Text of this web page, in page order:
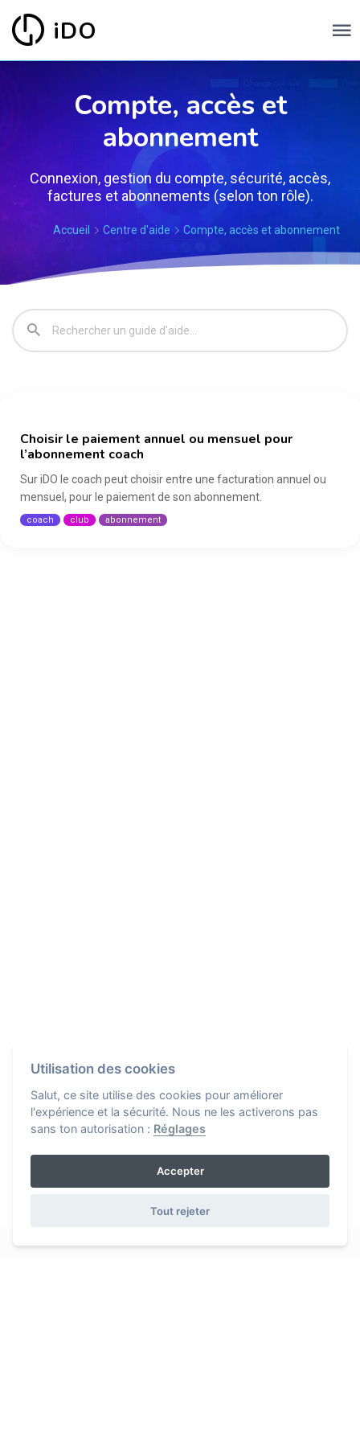
iDO
Compte, accès et
abonnement
Connexion, gestion du compte, sécurité, accès,
factures et abonnements (selon ton rôle).
Accueil Centre d'aide Compte, accès et abonnement
Choisir le paiement annuel ou mensuel pour
l’abonnement coach
Sur iDO le coach peut choisir entre une facturation annuel ou
mensuel, pour le paiement de son abonnement.
coach club abonnement
Utilisation des cookies
Salut, ce site utilise des cookies pour améliorer
l'expérience et la sécurité. Nous ne les activerons pas
sans ton autorisation : Réglages
Accepter
Tout rejeter